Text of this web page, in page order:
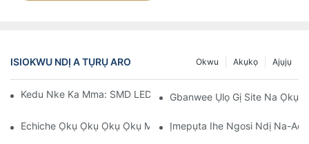
ISIOKWU NDỊ A TỤRỤ ARO Ajụjụ
Akụkọ
Okwu
Kedu Nke Ka Mma: SMD LED Strip Ma Ọ Bụ COB LED Strip?
Gbanwee Ụlọ Gị Site Na Ọkụ
Echiche Ọkụ Ọkụ Ọkụ Ọkụ Maka Ụlọ Ọ BụlaỊmepụta Ihe Ngosi Ndị Na-